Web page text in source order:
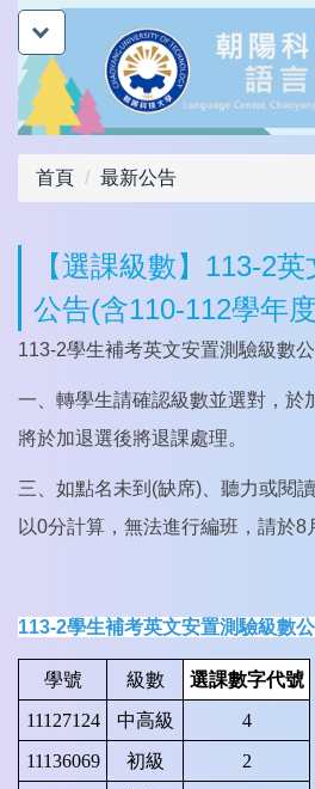
跳
到
主
要
內
容
首頁 最新公告
【選課級數】113-2
公告(含110-112學年
113-2學生補考英文安置測驗級數
一、轉學生請確認級數並選對，於
將於加退選後將退課處理。
三、如點名未到(缺席)、聽力或閱
以0分計算，無法進行編班，請於8
113-2學生補考英文安置測驗級數
學號 級數
選課數字代號
11127124
中高級
4
11136069
初級
2